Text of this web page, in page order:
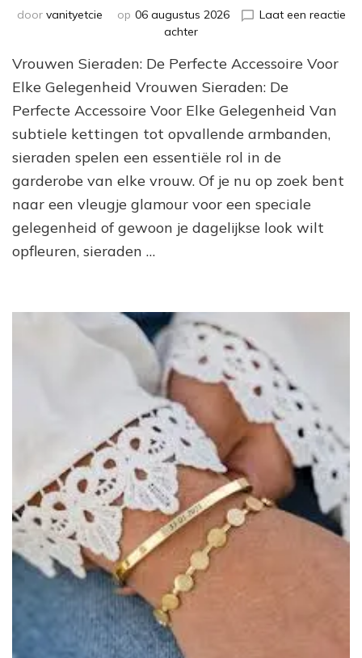
door vanityetcie op 06 augustus 2026
Laat een reactie
achterop
Vrouwen
Sieraden:
Jouw
Schoonheid
Stralen!
Vrouwen Sieraden: De Perfecte Accessoire Voor
Elke Gelegenheid Vrouwen Sieraden: De
Perfecte Accessoire Voor Elke Gelegenheid Van
subtiele kettingen tot opvallende armbanden,
sieraden spelen een essentiële rol in de
garderobe van elke vrouw. Of je nu op zoek bent
naar een vleugje glamour voor een speciale
gelegenheid of gewoon je dagelijkse look wilt
opfleuren, sieraden …